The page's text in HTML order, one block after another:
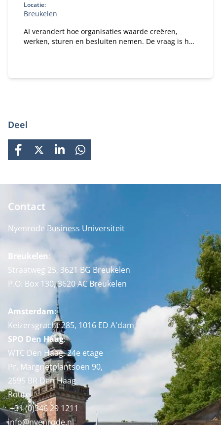
Locatie:
Breukelen
AI verandert hoe organisaties waarde creëren,
werken, sturen en besluiten nemen. De vraag is hoe
toezichthouder.
Deel
FACEBOOK
X LINKEDINWHATSAPP
Contact
Nyenrode Business Universiteit
Breukelen:
Straatweg 25, 3621 BG Breukelen
P.O. Box 130, 3620 AC Breukelen
Amsterdam:
Keizersgracht 285, 1016 ED A'dam
SPO Den Haag:
WTC Den Haag, 24e etage
Pr. Margrietplantsoen 90,
2595 BR Den Haag
Route
+31 (0)346 29 1211
info@nyenrode.nl